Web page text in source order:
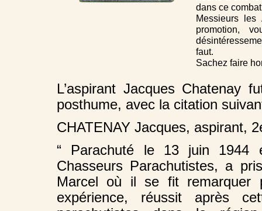
dans ce
Messieurs
promotion,
faut.
Sachez faire
L’aspirant Jacques Chatenay
posthume, avec la citation
CHATENAY Jacques, aspirant,
“ Parachuté le 13 juin 1944
Chasseurs Parachutistes, a
Marcel où il se fit remarquer
expérience, réussit après